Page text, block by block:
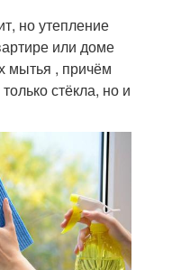
но утепление
или доме
мытья , причём
стёкла, но и